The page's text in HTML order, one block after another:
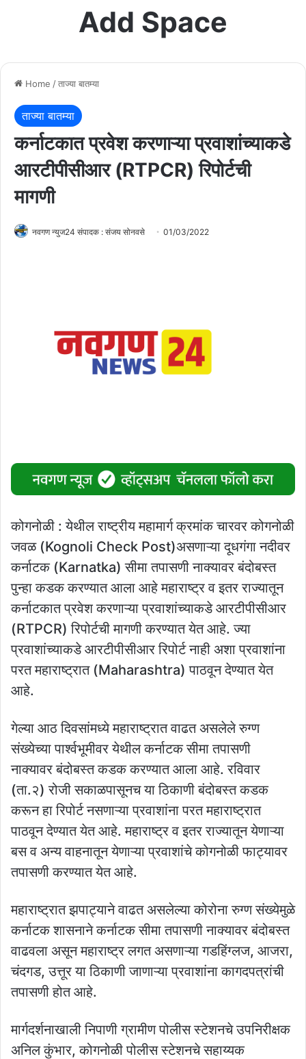
Add Space
Home /ताज्या बातम्या
ताज्या बातम्या
कर्नाटकात प्रवेश करणाऱ्या प्रवाशांच्याकडे
आरटीपीसीआर (RTPCR) रिपोर्टची
मागणी
नवगण न्युज24 संपादक : संजय सोनवसे 01/03/2022
कोगनोळी : येथील राष्ट्रीय महामार्ग क्रमांक चारवर कोगनोळी
जवळ (Kognoli Check Post)असणाऱ्या दूधगंगा नदीवर
कर्नाटक (Karnatka) सीमा तपासणी नाक्यावर बंदोबस्त
पुन्हा कडक करण्यात आला आहे महाराष्ट्र व इतर राज्यातून
कर्नाटकात प्रवेश करणाऱ्या प्रवाशांच्याकडे आरटीपीसीआर
(RTPCR) रिपोर्टची मागणी करण्यात येत आहे. ज्या
प्रवाशांच्याकडे आरटीपीसीआर रिपोर्ट नाही अशा प्रवाशांना
परत महाराष्ट्रात (Maharashtra) पाठवून देण्यात येत
आहे.
गेल्या आठ दिवसांमध्ये महाराष्ट्रात वाढत असलेले रुग्ण
संख्येच्या पार्श्‍वभूमीवर येथील कर्नाटक सीमा तपासणी
नाक्यावर बंदोबस्त कडक करण्यात आला आहे. रविवार
(ता.२) रोजी सकाळपासूनच या ठिकाणी बंदोबस्त कडक
करून हा रिपोर्ट नसणाऱ्या प्रवाशांना परत महाराष्ट्रात
पाठवून देण्यात येत आहे. महाराष्ट्र व इतर राज्यातून येणाऱ्या
बस व अन्य वाहनातून येणाऱ्या प्रवाशांचे कोगनोळी फाट्यावर
तपासणी करण्यात येत आहे.
महाराष्ट्रात झपाट्याने वाढत असलेल्या कोरोना रुग्ण संख्येमुळे
कर्नाटक शासनाने कर्नाटक सीमा तपासणी नाक्यावर बंदोबस्त
वाढवला असून महाराष्ट्र लगत असणाऱ्या गडहिंग्लज, आजरा,
चंदगड, उत्तूर या ठिकाणी जाणाऱ्या प्रवाशांना कागदपत्रांची
तपासणी होत आहे.
मार्गदर्शनाखाली निपाणी ग्रामीण पोलीस स्टेशनचे उपनिरीक्षक
अनिल कुंभार, कोगनोळी पोलीस स्टेशनचे सहाय्यक